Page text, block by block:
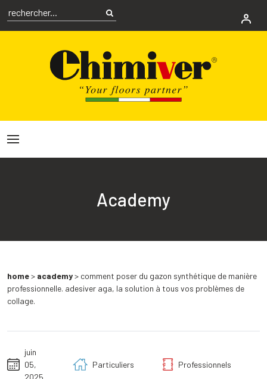
Academy
home> academy> comment poser du gazon synthétique de manière
professionnelle. adesiver aga, la solution à tous vos problèmes de
collage.
juin
05,
2025
Particuliers Professionnels